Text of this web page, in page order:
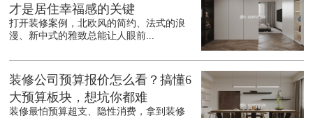
才是居住幸福感的关键
打开装修案例，北欧风的简约、法式的浪
漫、新中式的雅致总能让人眼前...
装修公司预算报价怎么看？搞懂6
大预算板块，想坑你都难
装修最怕预算超支、隐性消费，拿到装修